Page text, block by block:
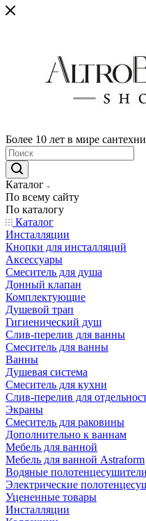
Более 10 лет в мире
Каталог
По всему сайту
По каталогу
Каталог
Инсталляции
Кнопки для инсталляций
Аксессуары
Смеситель для душа
Донный клапан
Комплектующие
Душевой трап
Гигиенический душ
Слив-перелив для ванны
Смеситель для ванны
Ванны
Душевая система
Смеситель для кухни
Слив-перелив для
Экраны
Смеситель для раковины
Дополнительно к ваннам
Мебель для ванной
Мебель для ванной Astraform
Водяные полотенцесушители
Электрические
Уцененные товары
Инсталляции